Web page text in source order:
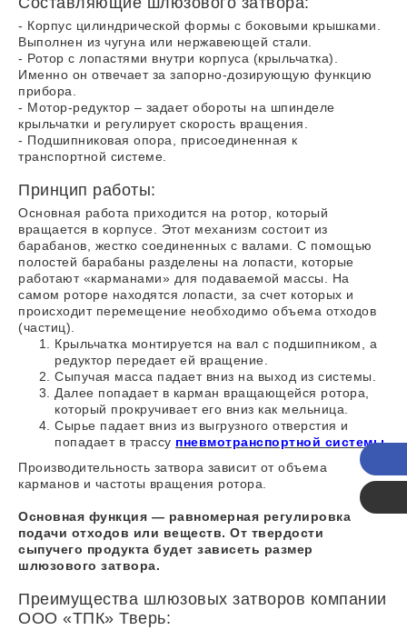
- Корпус цилиндрической формы с боковыми крышками.
Выполнен из чугуна или нержавеющей стали.
- Ротор с лопастями внутри корпуса (крыльчатка).
Именно он отвечает за запорно-дозирующую функцию
прибора.
- Мотор-редуктор – задает обороты на шпинделе
крыльчатки и регулирует скорость вращения.
- Подшипниковая опора, присоединенная к
транспортной системе.
Принцип работы:
Основная работа приходится на ротор, который
вращается в корпусе. Этот механизм состоит из
барабанов, жестко соединенных с валами. С помощью
полостей барабаны разделены на лопасти, которые
работают «карманами» для подаваемой массы. На
самом роторе находятся лопасти, за счет которых и
происходит перемещение необходимо объема отходов
(частиц).
Крыльчатка монтируется на вал с подшипником, а
редуктор передает ей вращение.
Сыпучая масса падает вниз на выход из системы.
Далее попадает в карман вращающейся ротора,
который прокручивает его вниз как мельница.
Сырье падает вниз из выгрузного отверстия и
попадает в трассу пневмотранспортной системы.
Производительность затвора зависит от объема
карманов и частоты вращения ротора.
Основная функция — равномерная регулировка
подачи отходов или веществ. От твердости
сыпучего продукта будет зависеть размер
шлюзового затвора.
Преимущества шлюзовых затворов компании
ООО «ТПК» Тверь: